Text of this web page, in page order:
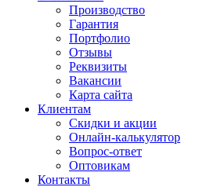
Производство
Гарантия
Портфолио
Отзывы
Реквизиты
Вакансии
Карта сайта
Клиентам
Скидки и акции
Онлайн-калькулятор
Вопрос-ответ
Оптовикам
Контакты